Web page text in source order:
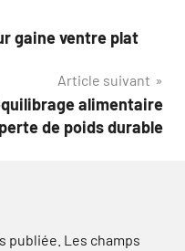
gaine ventre plat
Article suivant
alimentaire
de poids durable
publiée. Les champs